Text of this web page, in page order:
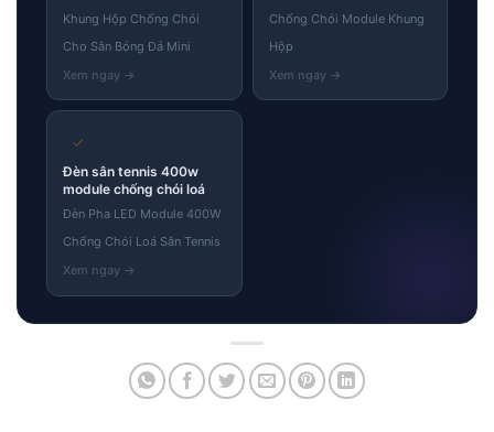
Khung Hộp Chống Chói
Cho Sân Bóng Đá Mini
Chống Chói Module Khung
Hộp
✓
Đèn sân tennis 400w
module chống chói loá
Đèn Pha LED Module 400W
Chống Chói Loá Sân Tennis